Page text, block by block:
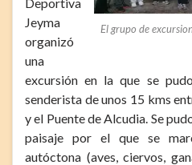
El grupo de
Jeyma
organizó
una
excursión en la que se
senderista de unos 15 kms
y el Puente de Alcudia. Se
paisaje por el que se
autóctona (aves, ciervos,